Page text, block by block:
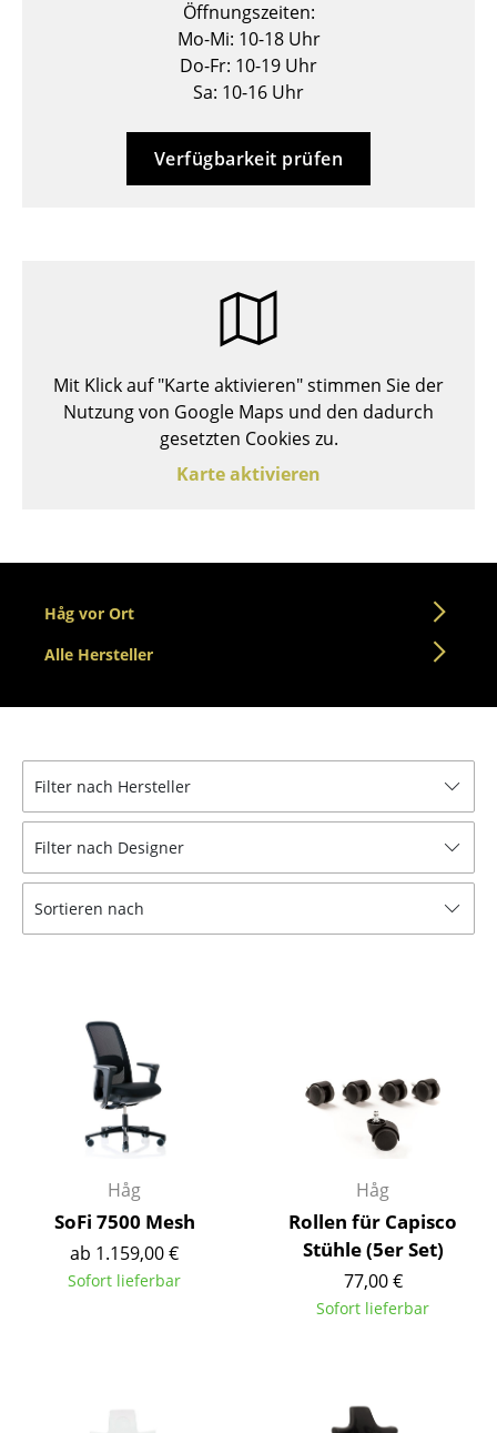
Gartenstühle
Bürosessel
Einzelteile
... alle Sitzmöbel
Beistelltische
Couchtische
Schreibtische
Konferenztische
Stehtische & Stehpulte
Kindertische
Einzelteile
... alle Tische
Aufbewahren
Regale & Schränke
Bücherregale
Wandregale
Sideboards & Kommoden
Öffnungszeiten:
Mo-Mi: 10-18 Uhr
Do-Fr: 10-19 Uhr
Sa: 10-16 Uhr
Verfügbarkeit prüfen
Mit Klick auf "Karte aktivieren" stimmen Sie der
Nutzung von Google Maps und den dadurch
gesetzten Cookies zu.
Karte aktivieren
Håg vor Ort
Alle Hersteller
Filter nach Hersteller
Filter nach Designer
Sortieren nach
Håg
SoFi 7500 Mesh
ab 1.159,00 €
Sofort lieferbar
Håg
Rollen für Capisco
Stühle (5er Set)
77,00 €
Sofort lieferbar